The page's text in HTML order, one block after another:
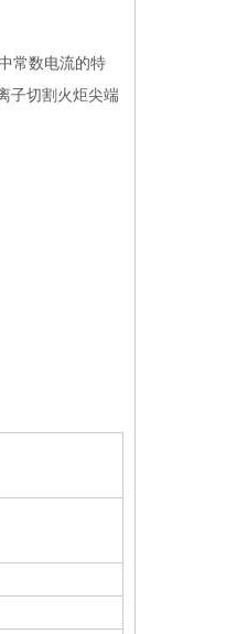
常数电流的特
子切割火炬尖端